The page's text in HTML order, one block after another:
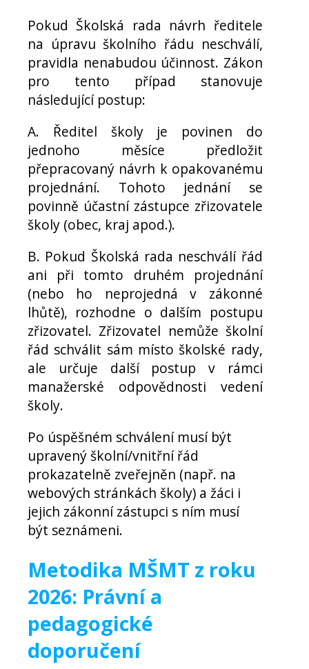
Pokud Školská rada návrh ředitele
na úpravu školního řádu neschválí,
pravidla nenabudou účinnost. Zákon
pro tento případ stanovuje
následující postup:
A. Ředitel školy je povinen do
jednoho měsíce předložit
přepracovaný návrh k opakovanému
projednání. Tohoto jednání se
povinně účastní zástupce zřizovatele
školy (obec, kraj apod.).
B. Pokud Školská rada neschválí řád
ani při tomto druhém projednání
(nebo ho neprojedná v zákonné
lhůtě), rozhodne o dalším postupu
zřizovatel. Zřizovatel nemůže školní
řád schválit sám místo školské rady,
ale určuje další postup v rámci
manažerské odpovědnosti vedení
školy.
Po úspěšném schválení musí být
upravený školní/vnitřní řád
prokazatelně zveřejněn (např. na
webových stránkách školy) a žáci i
jejich zákonní zástupci s ním musí
být seznámeni.
Metodika MŠMT z roku
2026: Právní a
pedagogické
doporučení